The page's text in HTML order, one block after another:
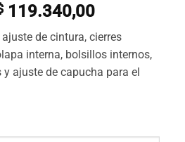
precio
198.900,00.
119.340,00El
precio
actual
es:
$
de cintura, cierres
interna, bolsillos internos,
ajuste de capucha para el